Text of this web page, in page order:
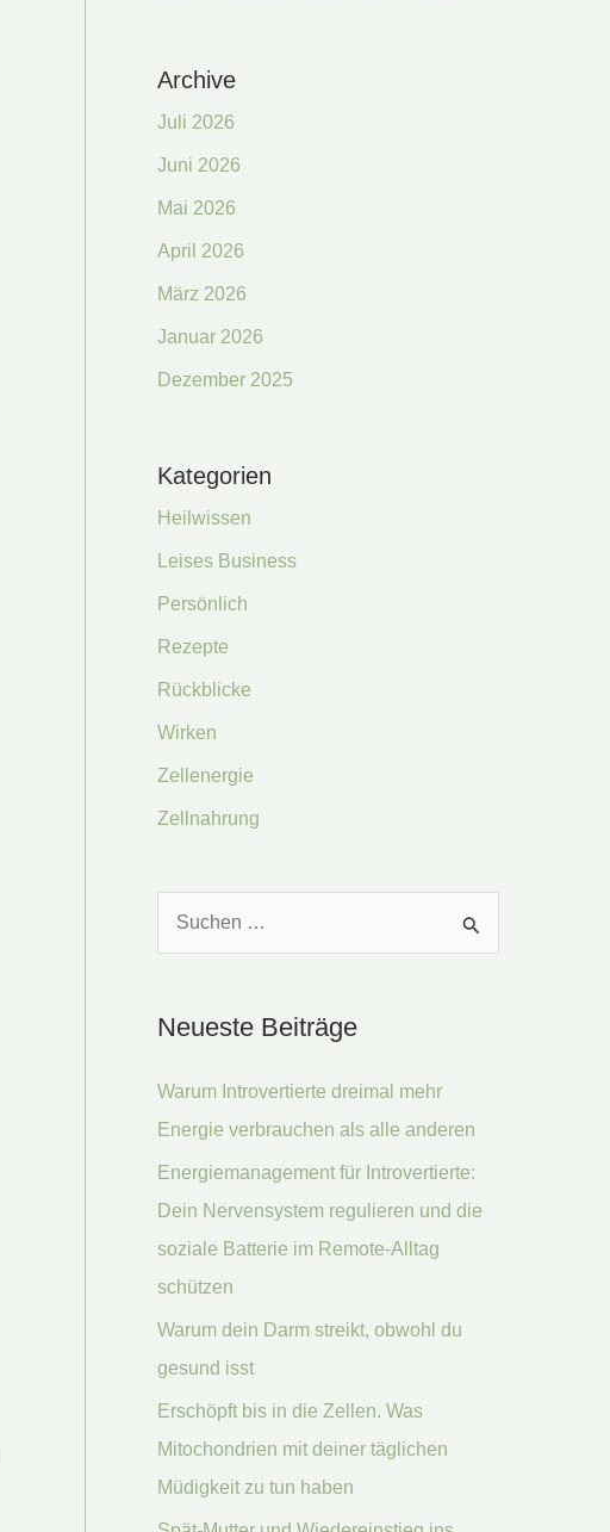
Archive
Juli 2026
Juni 2026
Mai 2026
April 2026
März 2026
Januar 2026
Dezember 2025
Kategorien
Heilwissen
Leises Business
Persönlich
Rezepte
Rückblicke
Wirken
Zellenergie
Zellnahrung
h
n
n
a
c
h
:
Neueste Beiträge
Warum Introvertierte dreimal mehr
Energie verbrauchen als alle anderen
Energiemanagement für Introvertierte:
Dein Nervensystem regulieren und die
soziale Batterie im Remote-Alltag
schützen
Warum dein Darm streikt, obwohl du
gesund isst
Erschöpft bis in die Zellen. Was
Mitochondrien mit deiner täglichen
Müdigkeit zu tun haben